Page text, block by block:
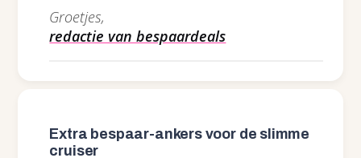
Groetjes,
redactie van bespaardeals
Extra bespaar-ankers voor de slimme
cruiser